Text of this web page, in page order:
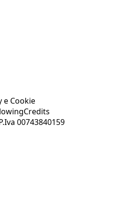
e Cookie
Credits
00743840159